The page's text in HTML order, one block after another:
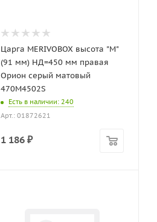
Царга MERIVOBOX высота "M"
(91 мм) НД=450 мм правая
Орион серый матовый
470M4502S
Есть в наличии: 240
Арт.: 01872621
1 186 ₽